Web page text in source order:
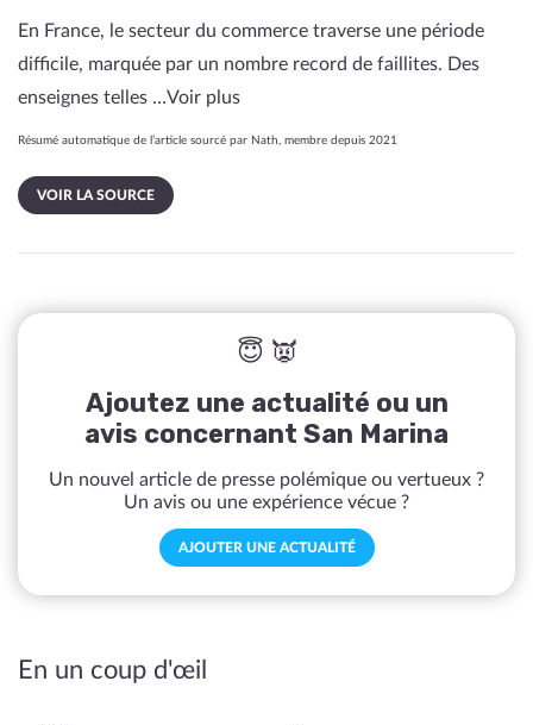
En France, le secteur du commerce traverse une période
difficile, marquée par un nombre record de faillites. Des
enseignes telles …Voir plus
Résumé automatique de l’article sourcé par Nath, membre depuis 2021
VOIR LA SOURCE
😇 👿
Ajoutez une actualité ou un
avis concernant San Marina
Un nouvel article de presse polémique ou vertueux ?
Un avis ou une expérience vécue ?
AJOUTER UNE ACTUALITÉ
En un coup d'œil